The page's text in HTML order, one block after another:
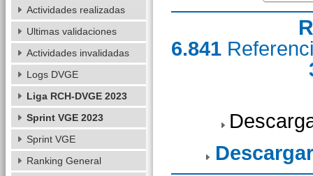
6.841
Actividades realizadas
Ultimas validaciones
Actividades invalidadas
Logs DVGE
Liga RCH-DVGE 2023
Sprint VGE 2023
Sprint VGE
Ranking General